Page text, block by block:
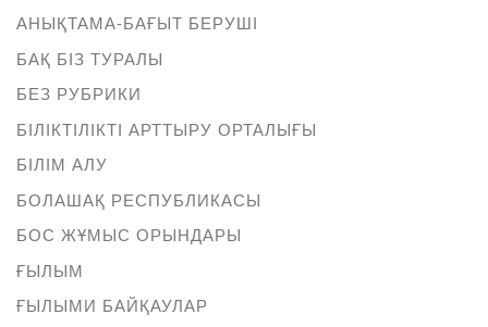
АНЫҚТАМА-БАҒЫТ БЕРУШІ
БАҚ БІЗ ТУРАЛЫ
БЕЗ РУБРИКИ
БІЛІКТІЛІКТІ АРТТЫРУ ОРТАЛЫҒЫ
БІЛІМ АЛУ
БОЛАШАҚ РЕСПУБЛИКАСЫ
БОС ЖҰМЫС ОРЫНДАРЫ
ҒЫЛЫМ
ҒЫЛЫМИ БАЙҚАУЛАР